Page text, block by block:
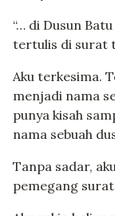
“… di Dusun
tertulis di surat
Aku terkesima.
menjadi nama
punya kisah
nama sebuah
Tanpa sadar,
pemegang